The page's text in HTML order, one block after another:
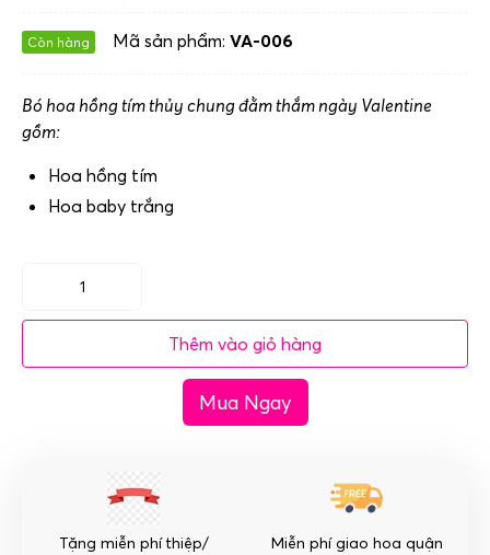
Còn hàng Mã sản phẩm: VA-006
Bó hoa hồng tím thủy chung đằm thắm ngày Valentine
gồm:
Hoa hồng tím
Hoa baby trắng
Bó
hoa
ngày
Valentine
Thêm vào giỏ hàng
Mua Ngay
Tặng miễn phí thiệp/
Miễn phí giao hoa quận